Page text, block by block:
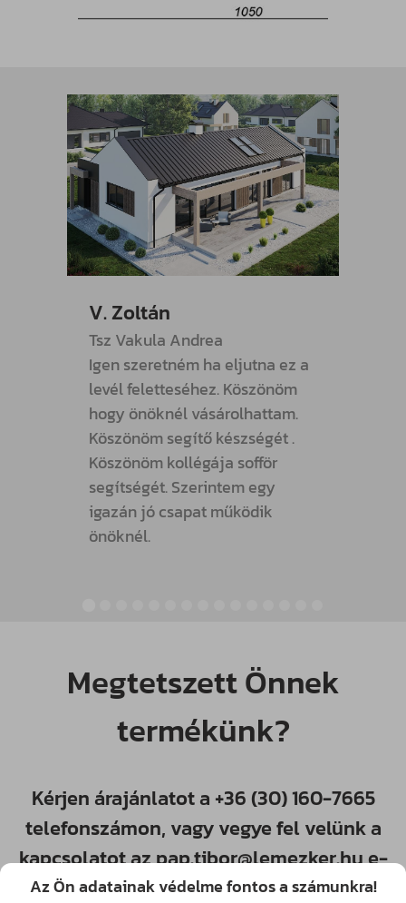
V. Zoltán
Tsz Vakula Andrea
Igen szeretném ha eljutna ez a
levél feletteséhez. Köszönöm
hogy önöknél vásárolhattam.
Köszönöm segítő készségét .
Köszönöm kollégája sofför
segítségét. Szerintem egy
igazán jó csapat működik
önöknél.
Megtetszett Önnek
termékünk?
Kérjen árajánlatot a +36 (30) 160-7665
telefonszámon, vagy vegye fel velünk a
kapcsolatot azpap.tibor@lemezker.hue-
mail címen!
Az Ön adatainak védelme fontos a számunkra!